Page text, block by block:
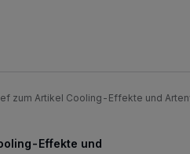
zum Artikel Cooling-Effekte und
Effekte und